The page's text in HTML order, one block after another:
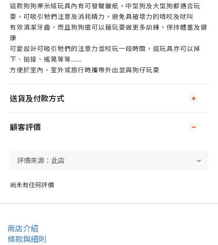
這款狗狗栗米絨玩具內有可發聲皺紙，中型狗及大型狗都適合玩
耍，可吸引牠們注意及消耗精力，避免具破壞力的啃咬及吠叫
有效清潔牙齒，而且狗狗還可以藉玩耍做更多訓練，保持體重及健
康
可愛設計可吸引牠們的注意力並咬玩一段時間，這玩具亦可以掉
下、拋接、搖晃等等……
方便於室內、室外或旅行時攜帶外出並與狗仔玩耍
送貨及付款方式
顧客評價
尚未有任何評價
商店介紹
條款與細則